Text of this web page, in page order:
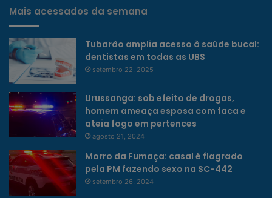
Mais acessados da semana
Tubarão amplia acesso à saúde bucal:
dentistas em todas as UBS
setembro 22, 2025
Urussanga: sob efeito de drogas,
homem ameaça esposa com faca e
ateia fogo em pertences
agosto 21, 2024
Morro da Fumaça: casal é flagrado
pela PM fazendo sexo na SC-442
setembro 26, 2024